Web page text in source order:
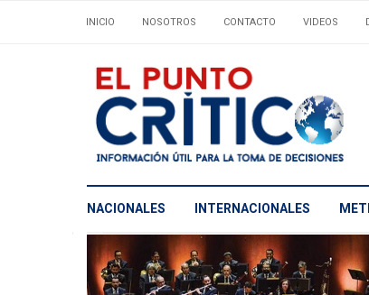
INICIO NOSOTROS CONTACTO VIDEOS
NACIONALES INTERNACIONALES